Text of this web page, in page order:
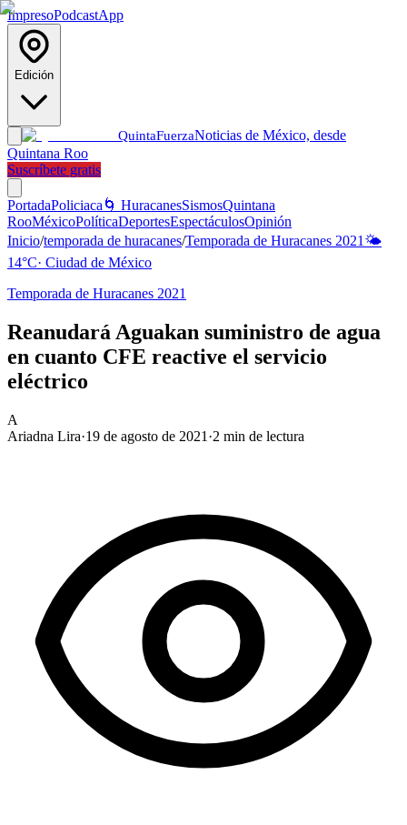
ImpresoPodcastApp
Edición
QuintaFuerzaNoticias de México, desde
Quintana Roo
Suscríbete gratis
PortadaPoliciaca 🌀 HuracanesSismosQuintana
RooMéxicoPolíticaDeportesEspectáculosOpinión
Inicio/temporada de huracanes/Temporada de Huracanes 2021 🌤️
14°C· Ciudad de México
Temporada de Huracanes 2021
Reanudará Aguakan suministro de agua
en cuanto CFE reactive el servicio
eléctrico
A
Ariadna Lira·19 de agosto de 2021 ·2 min de lectura